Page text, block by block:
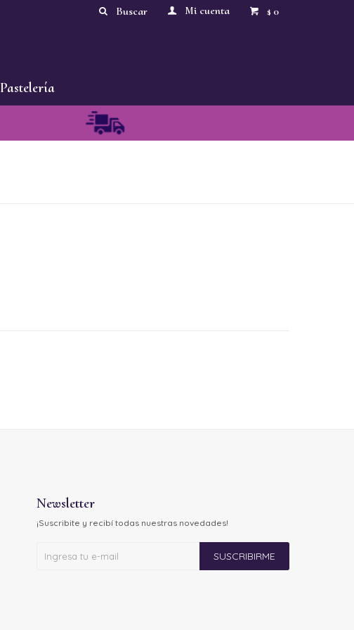
Pastelería
$ 0
Newsletter
¡Suscribite y recibí todas nuestras novedades!
SUSCRIBIRME